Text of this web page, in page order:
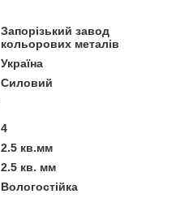
Запорізький завод
кольорових металів
Україна
Силовий
4
2.5 кв.мм
2.5 кв. мм
Вологостійка